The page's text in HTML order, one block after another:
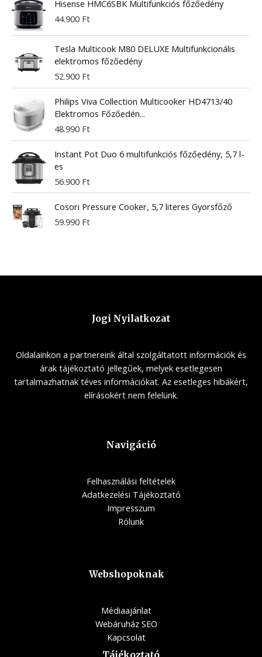
Hisense HMC6SBK Multifunkciós főzőedény
44.900 Ft
Tesla Multicook M80 DELUXE Multifunkcionális
elektromos főzőedény
52.900 Ft
Philips Viva Collection Multicooker HD4713/40
Elektromos Főzőedén...
48.990 Ft
Instant Pot Duo 6 multifunkciós főzőedény, 5,7 l-
es
56.900 Ft
Cosori Pressure Cooker, 5,7 literes Gyorsfőző
59.990 Ft
Jogi Nyilatkozat
Oldalainkon a partnereink által szolgáltatott információk és
árak tájékoztató jellegűek, melyek esetlegesen
tartalmazhatnak téves információkat. Az esetleges hibákért,
elírásokért nem felelünk.
Navigáció
Felhasználási feltételek
Adatkezelési Tájékoztató
Impresszum
Rólunk
Webshopoknak
Médiaajánlat
Webáruház SEO
Kapcsolat